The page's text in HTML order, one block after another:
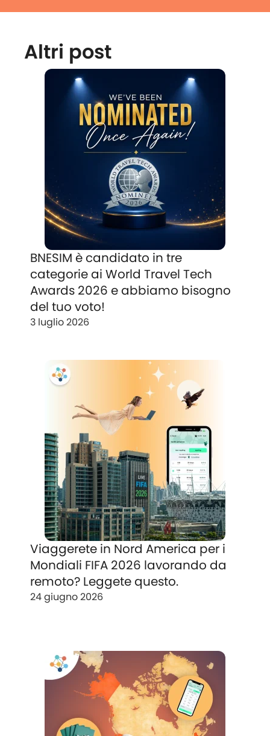
Altri post
BNESIM è candidato in tre
categorie ai World Travel Tech
Awards 2026 e abbiamo bisogno
del tuo voto!
3 luglio 2026
Viaggerete in Nord America per i
Mondiali FIFA 2026 lavorando da
remoto? Leggete questo.
24 giugno 2026